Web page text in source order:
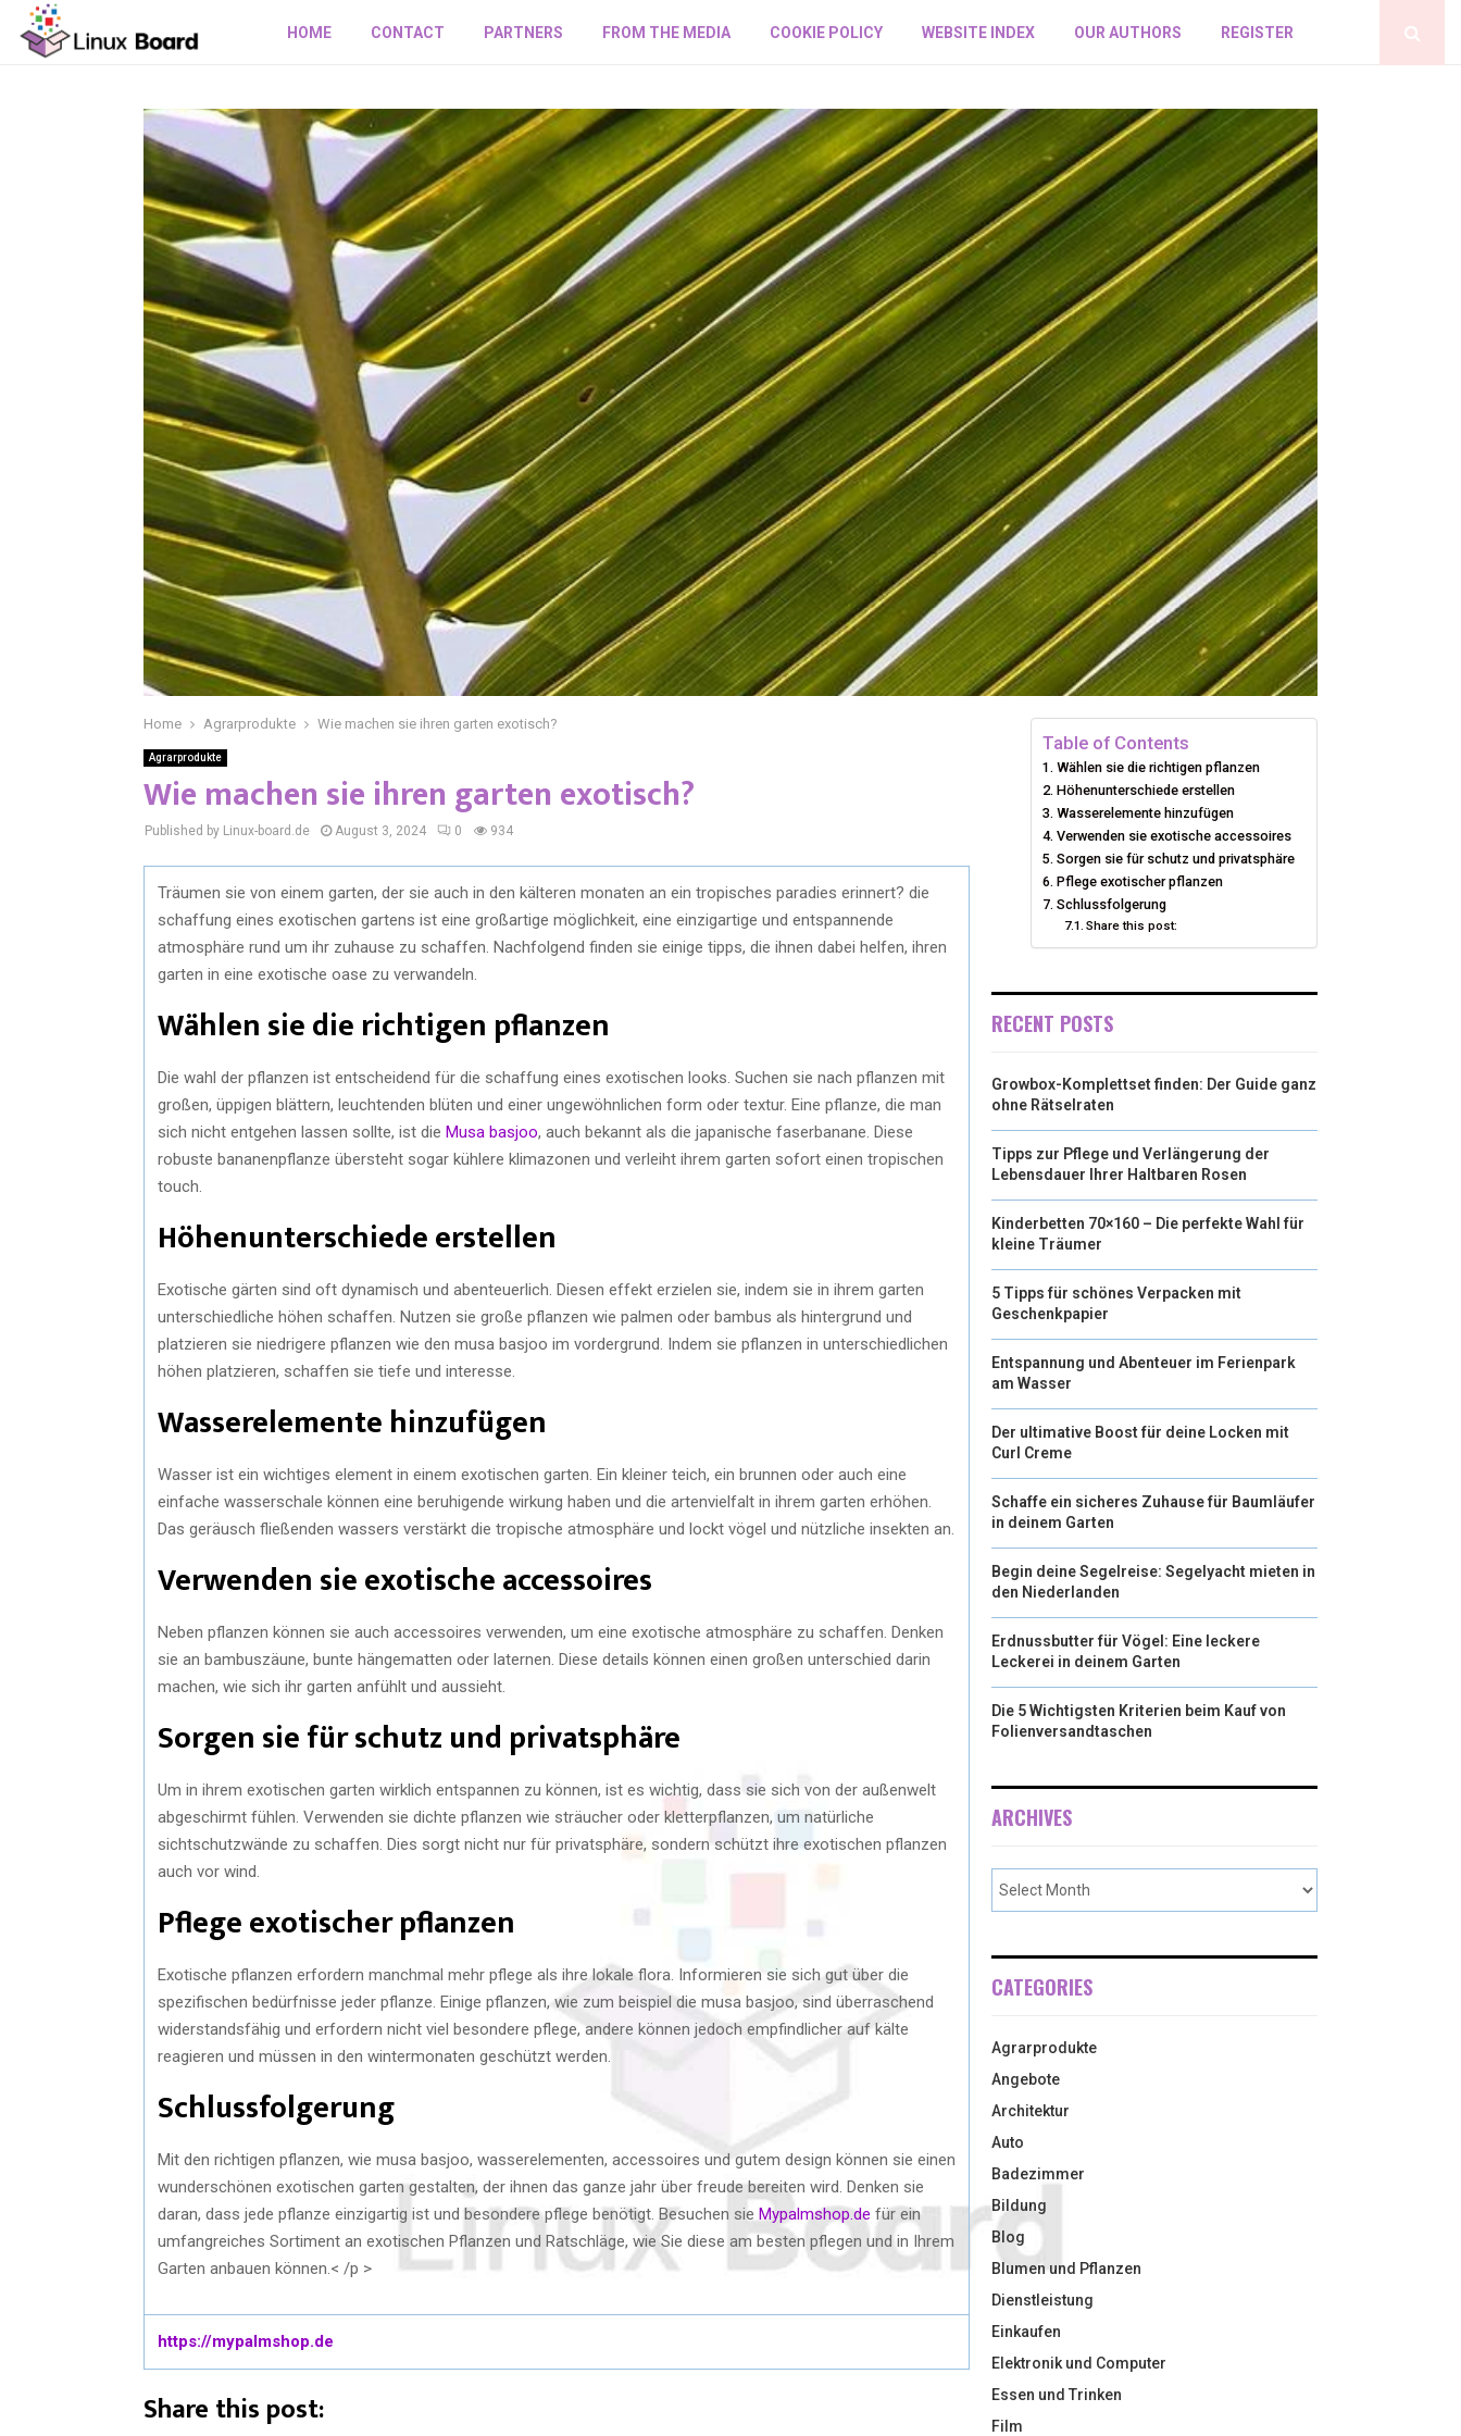
HOME CONTACT PARTNERS FROM THE MEDIA COOKIE POLICY WEBSITE INDEX OUR AUTHORS REGISTER
Home Agrarprodukte Wie machen sie ihren garten exotisch?
Agrarprodukte
Wie machen sie ihren garten exotisch?
Published by Linux-board.de August 3, 2024 0 934
Träumen sie von einem garten, der sie auch in den kälteren monaten an ein tropisches paradies erinnert? die
schaffung eines exotischen gartens ist eine großartige möglichkeit, eine einzigartige und entspannende
atmosphäre rund um ihr zuhause zu schaffen. Nachfolgend finden sie einige tipps, die ihnen dabei helfen, ihren
garten in eine exotische oase zu verwandeln.
Wählen sie die richtigen pflanzen
Die wahl der pflanzen ist entscheidend für die schaffung eines exotischen looks. Suchen sie nach pflanzen mit
großen, üppigen blättern, leuchtenden blüten und einer ungewöhnlichen form oder textur. Eine pflanze, die man
sich nicht entgehen lassen sollte, ist die Musa basjoo, auch bekannt als die japanische faserbanane. Diese
robuste bananenpflanze übersteht sogar kühlere klimazonen und verleiht ihrem garten sofort einen tropischen
touch.
Höhenunterschiede erstellen
Exotische gärten sind oft dynamisch und abenteuerlich. Diesen effekt erzielen sie, indem sie in ihrem garten
unterschiedliche höhen schaffen. Nutzen sie große pflanzen wie palmen oder bambus als hintergrund und
platzieren sie niedrigere pflanzen wie den musa basjoo im vordergrund. Indem sie pflanzen in unterschiedlichen
höhen platzieren, schaffen sie tiefe und interesse.
Wasserelemente hinzufügen
Wasser ist ein wichtiges element in einem exotischen garten. Ein kleiner teich, ein brunnen oder auch eine
einfache wasserschale können eine beruhigende wirkung haben und die artenvielfalt in ihrem garten erhöhen.
Das geräusch fließenden wassers verstärkt die tropische atmosphäre und lockt vögel und nützliche insekten an.
Verwenden sie exotische accessoires
Neben pflanzen können sie auch accessoires verwenden, um eine exotische atmosphäre zu schaffen. Denken
sie an bambuszäune, bunte hängematten oder laternen. Diese details können einen großen unterschied darin
machen, wie sich ihr garten anfühlt und aussieht.
Sorgen sie für schutz und privatsphäre
Um in ihrem exotischen garten wirklich entspannen zu können, ist es wichtig, dass sie sich von der außenwelt
abgeschirmt fühlen. Verwenden sie dichte pflanzen wie sträucher oder kletterpflanzen, um natürliche
sichtschutzwände zu schaffen. Dies sorgt nicht nur für privatsphäre, sondern schützt ihre exotischen pflanzen
auch vor wind.
Pflege exotischer pflanzen
Exotische pflanzen erfordern manchmal mehr pflege als ihre lokale flora. Informieren sie sich gut über die
spezifischen bedürfnisse jeder pflanze. Einige pflanzen, wie zum beispiel die musa basjoo, sind überraschend
widerstandsfähig und erfordern nicht viel besondere pflege, andere können jedoch empfindlicher auf kälte
reagieren und müssen in den wintermonaten geschützt werden.
Schlussfolgerung
Mit den richtigen pflanzen, wie musa basjoo, wasserelementen, accessoires und gutem design können sie einen
wunderschönen exotischen garten gestalten, der ihnen das ganze jahr über freude bereiten wird. Denken sie
daran, dass jede pflanze einzigartig ist und besondere pflege benötigt. Besuchen sie Mypalmshop.de für ein
umfangreiches Sortiment an exotischen Pflanzen und Ratschläge, wie Sie diese am besten pflegen und in Ihrem
Garten anbauen können.< /p >
https://mypalmshop.de
Share this post:
Table of Contents
Wählen sie die richtigen pflanzen
Höhenunterschiede erstellen
Wasserelemente hinzufügen
Verwenden sie exotische accessoires
Sorgen sie für schutz und privatsphäre
Pflege exotischer pflanzen
Schlussfolgerung
Share this post:
RECENT POSTS
Growbox-Komplettset finden: Der Guide ganz
ohne Rätselraten
Tipps zur Pflege und Verlängerung der
Lebensdauer Ihrer Haltbaren Rosen
Kinderbetten 70×160 – Die perfekte Wahl für
kleine Träumer
5 Tipps für schönes Verpacken mit
Geschenkpapier
Entspannung und Abenteuer im Ferienpark
am Wasser
Der ultimative Boost für deine Locken mit
Curl Creme
Schaffe ein sicheres Zuhause für Baumläufer
in deinem Garten
Begin deine Segelreise: Segelyacht mieten in
den Niederlanden
Erdnussbutter für Vögel: Eine leckere
Leckerei in deinem Garten
Die 5 Wichtigsten Kriterien beim Kauf von
Folienversandtaschen
ARCHIVES
CATEGORIES
Agrarprodukte
Angebote
Architektur
Auto
Badezimmer
Bildung
Blog
Blumen und Pflanzen
Dienstleistung
Einkaufen
Elektronik und Computer
Essen und Trinken
Film